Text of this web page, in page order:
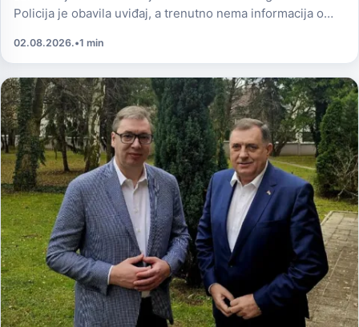
Policija je obavila uviđaj, a trenutno nema informacija o
02.08.2026.•1 min